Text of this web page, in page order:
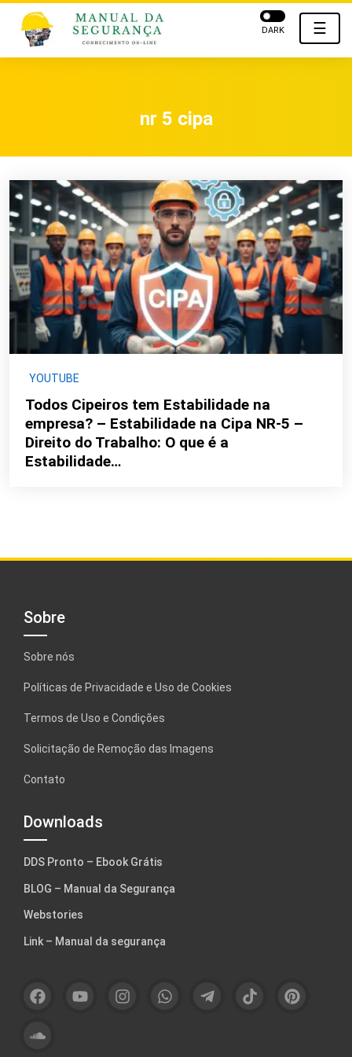
☰
DARK
nr 5 cipa
YOUTUBE
Todos Cipeiros tem Estabilidade na
empresa? – Estabilidade na Cipa NR-5 –
Direito do Trabalho: O que é a
Estabilidade…
Sobre
Sobre nós
Políticas de Privacidade e Uso de Cookies
Termos de Uso e Condições
Solicitação de Remoção das Imagens
Contato
Downloads
DDS Pronto – Ebook Grátis
BLOG – Manual da Segurança
Webstories
Link – Manual da segurança